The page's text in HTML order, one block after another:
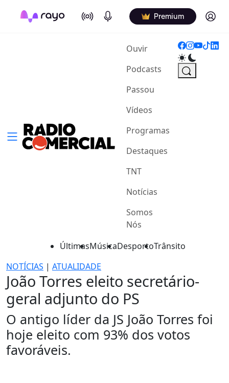
On Air Podcasts Premium Log in
Ouvir(current)
Podcasts
Passou
Vídeos
Programas
Destaques
TNT
Notícias
Somos
Nós
ÚltimasMúsicaDesportoTrânsito
NOTÍCIAS | ATUALIDADE
João Torres eleito secretário-
geral adjunto do PS
O antigo líder da JS João Torres foi
hoje eleito com 93% dos votos
favoráveis.